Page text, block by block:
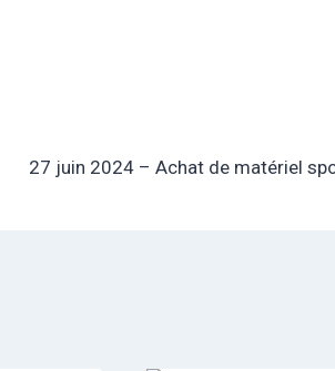
27 juin 2024 – Achat de matériel